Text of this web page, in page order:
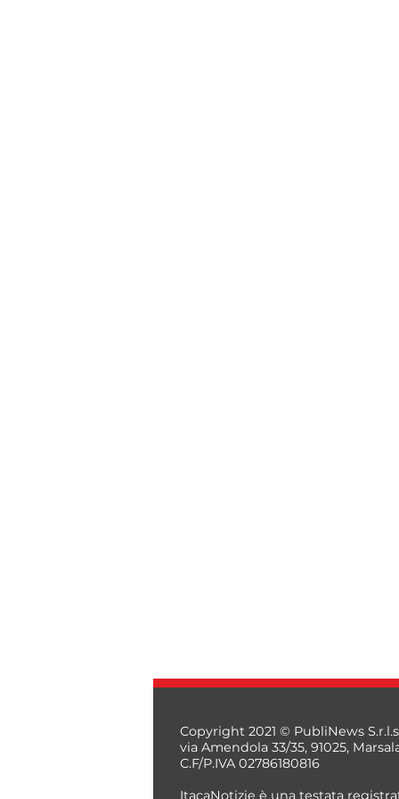
Copyright 2021 © PubliNews
via Amendola 33/35, 91025,
C.F/P.IVA 02786180816
ItacaNotizie è una testata